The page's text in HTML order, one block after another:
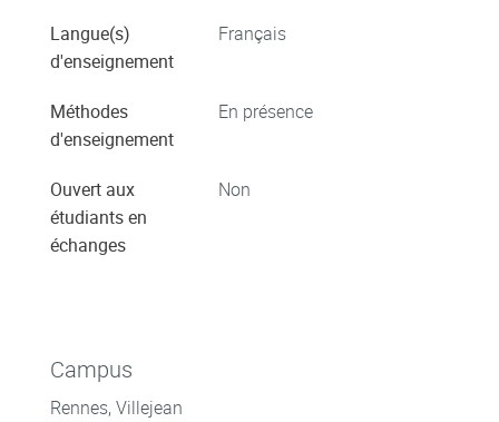
Langue(s)
d'enseignement
Français
Méthodes
d'enseignement
En présence
Ouvert aux
étudiants en
échanges
Non
Campus
Rennes, Villejean